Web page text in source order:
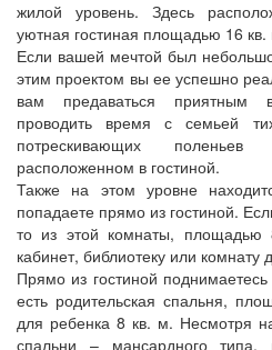
жилой уровень. Здесь
уютная гостиная площадью 16 кв.
Если вашей мечтой был
этим проектом вы ее успешно
вам предаваться приятным
проводить время с семьей
потрескивающих
расположенном в гостиной.
Также на этом уровне
попадаете прямо из гостиной.
то из этой комнаты, площадью
кабинет, библиотеку или комнату
Прямо из гостиной
есть родительская спальня,
для ребенка 8 кв. м. Несмотря
спальни – мансардного